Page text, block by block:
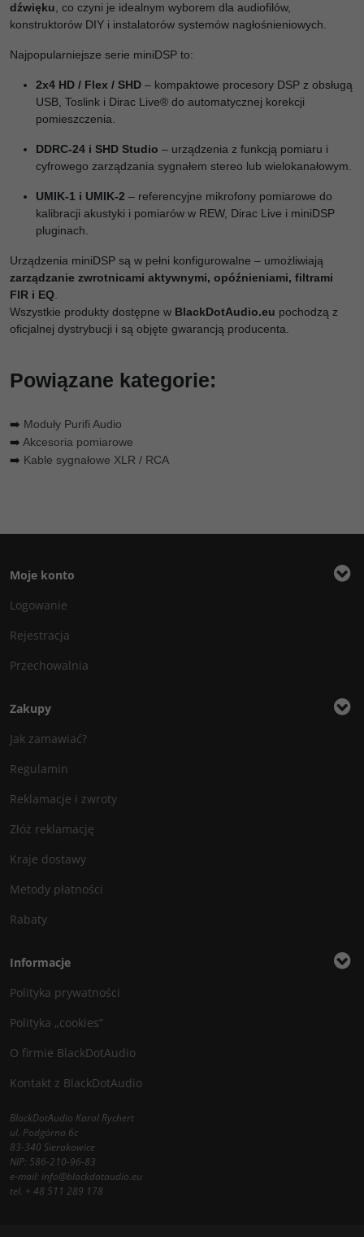
dźwięku , co czyni je idealnym wyborem dla audiofilów,
konstruktorów DIY i instalatorów systemów nagłośnieniowych.
Najpopularniejsze serie miniDSP to:
2x4 HD / Flex / SHD – kompaktowe procesory DSP z obsługą
USB, Toslink i Dirac Live® do automatycznej korekcji
pomieszczenia.
DDRC-24 i SHD Studio – urządzenia z funkcją pomiaru i
cyfrowego zarządzania sygnałem stereo lub wielokanałowym.
UMIK-1 i UMIK-2 – referencyjne mikrofony pomiarowe do
kalibracji akustyki i pomiarów w REW, Dirac Live i miniDSP
pluginach.
Urządzenia miniDSP są w pełni konfigurowalne – umożliwiają
zarządzanie zwrotnicami aktywnymi, opóźnieniami, filtrami
FIR i EQ
Wszystkie produkty dostępne w BlackDotAudio.eu pochodzą z
oficjalnej dystrybucji i są objęte gwarancją producenta.
Powiązane kategorie:
➡️ Moduły Purifi Audio
➡️ Akcesoria pomiarowe
➡️ Kable sygnałowe XLR / RCA
Moje konto
Logowanie
Rejestracja
Przechowalnia
Zakupy
Jak zamawiać?
Regulamin
Reklamacje i zwroty
Złóż reklamację
Kraje dostawy
Metody płatności
Rabaty
Informacje
Polityka prywatności
Polityka „cookies”
O firmie BlackDotAudio
Kontakt z BlackDotAudio
BlackDotAudio Karol Rychert
ul. Podgórna 6c
83-340 Sierakowice
NIP: 586-210-96-83
e-mail:info@blackdotaudio.eu
tel. + 48 511 289 178